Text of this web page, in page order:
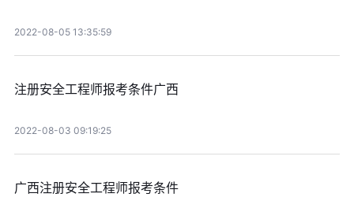
2022-08-05 13:35:59
注册安全工程师报考条件广西
2022-08-03 09:19:25
广西注册安全工程师报考条件